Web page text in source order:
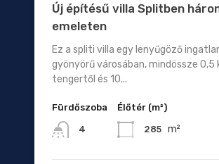
Új építésű villa Splitben
emeleten
Ez a spliti villa egy lenyűgöző
gyönyörű városában, mindössze 0,5
tengertől és 10...
Fürdőszoba
4
Élőtér (m²)
285 m²